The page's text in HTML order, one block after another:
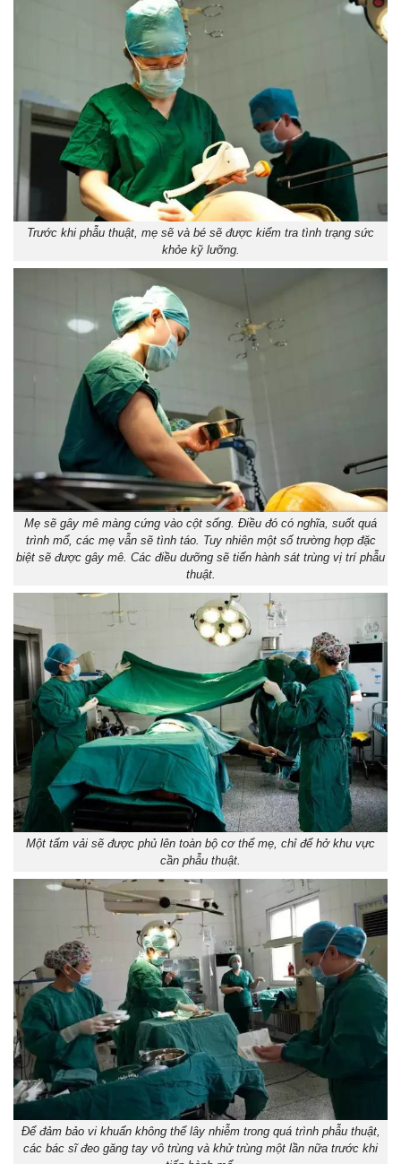
Trước khi phẫu thuật, mẹ sẽ và bé sẽ được kiểm tra tình trạng sức
khỏe kỹ lưỡng.
Mẹ sẽ gây mê màng cứng vào cột sống. Điều đó có nghĩa, suốt quá
trình mổ, các mẹ vẫn sẽ tình táo. Tuy nhiên một số trường hợp đặc
biệt sẽ được gây mê. Các điều dưỡng sẽ tiến hành sát trùng vị trí phẫu
thuật.
Một tấm vải sẽ được phủ lên toàn bộ cơ thể mẹ, chỉ để hở khu vực
cần phẫu thuật.
Để đảm bảo vi khuẩn không thể lây nhiễm trong quá trình phẫu thuật,
các bác sĩ đeo găng tay vô trùng và khử trùng một lần nữa trước khi